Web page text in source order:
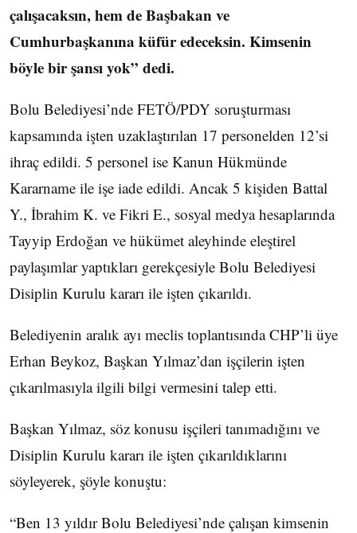
çalışacaksın, hem de Başbakan ve
Cumhurbaşkanına küfür edeceksin. Kimsenin
böyle bir şansı yok” dedi.
Bolu Belediyesi’nde FETÖ/PDY soruşturması
kapsamında işten uzaklaştırılan 17 personelden 12’si
ihraç edildi. 5 personel ise Kanun Hükmünde
Kararname ile işe iade edildi. Ancak 5 kişiden Battal
Y., İbrahim K. ve Fikri E., sosyal medya hesaplarında
Tayyip Erdoğan ve hükümet aleyhinde eleştirel
paylaşımlar yaptıkları gerekçesiyle Bolu Belediyesi
Disiplin Kurulu kararı ile işten çıkarıldı.
Belediyenin aralık ayı meclis toplantısında CHP’li üye
Erhan Beykoz, Başkan Yılmaz’dan işçilerin işten
çıkarılmasıyla ilgili bilgi vermesini talep etti.
Başkan Yılmaz, söz konusu işçileri tanımadığını ve
Disiplin Kurulu kararı ile işten çıkarıldıklarını
söyleyerek, şöyle konuştu:
“Ben 13 yıldır Bolu Belediyesi’nde çalışan kimsenin